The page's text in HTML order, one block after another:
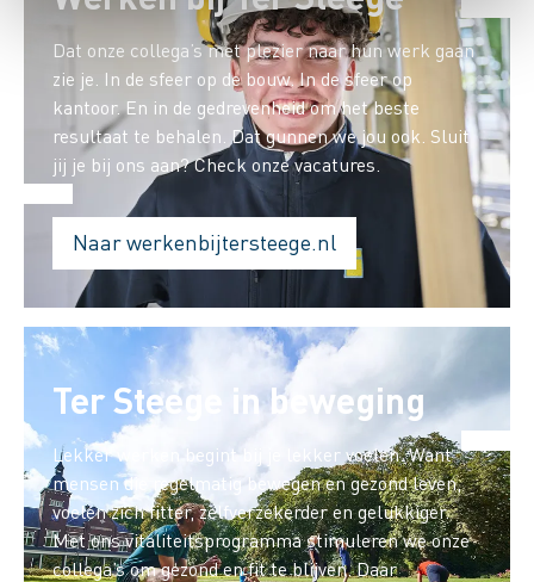
Dat onze collega’s met plezier naar hun werk gaan
zie je. In de sfeer op de bouw. In de sfeer op
kantoor. En in de gedrevenheid om het beste
resultaat te behalen. Dat gunnen we jou ook. Sluit
jij je bij ons aan? Check onze vacatures.
Naar werkenbijtersteege.nl
Ter Steege in beweging
Lekker werken begint bij je lekker voelen. Want
mensen die regelmatig bewegen en gezond leven,
voelen zich fitter, zelfverzekerder en gelukkiger.
Met ons vitaliteitsprogramma stimuleren we onze
collega’s om gezond en fit te blijven. Daar